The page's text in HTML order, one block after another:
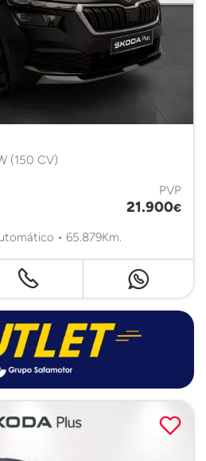
(150 CV)
PVP
21.900€
• 65.879Km.